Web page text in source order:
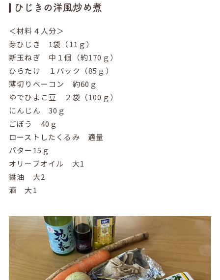
ひじきの洋風炒め煮
＜材料４人分＞
芽ひじき 1袋（11 ｇ）
新玉ねぎ 中１個（約170 ｇ）
ひらたけ １パック（85 ｇ）
薄切りベーコン 約60 ｇ
ゆでひよこ豆 ２袋（100 ｇ）
にんじん 30 ｇ
ごぼう 40 ｇ
ローストしたくるみ 適量
バター 15 ｇ
オリーブオイル 大1
醤油 大2
酒 大1